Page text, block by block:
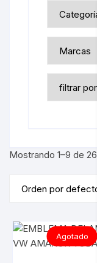
Mostrando 1–9 de
Agotado